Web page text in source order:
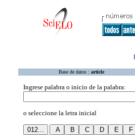
Base de datos : article
Ingrese palabra o inicio de la palabra:
o seleccione la letra inicial